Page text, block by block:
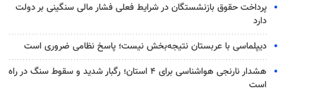
پرداخت حقوق بازنشستگان در شرایط فعلی فشار مالی سنگینی بر دولت
دارد
دیپلماسی با عربستان نتیجه‌بخش نیست؛ پاسخ نظامی ضروری است
هشدار نارنجی هواشناسی برای ۴ استان؛ رگبار شدید و سقوط سنگ در راه
است